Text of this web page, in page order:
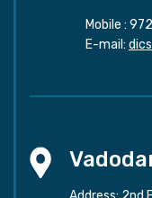
Mobile :
E-mail: